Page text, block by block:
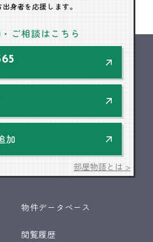
身者を応援します。
ご相談はこちら
加
部屋物語とは >
物件データベース
閲覧履歴